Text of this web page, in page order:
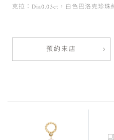
克拉：Dia0.03ct，白色巴洛克珍珠
預約來店